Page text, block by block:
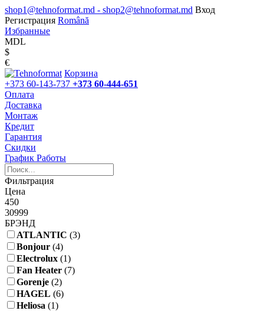
shop1@tehnoformat.md - shop2@tehnoformat.md Вход
Регистрация Română
Избранные
MDL
$
€
Корзина
+373 60-143-737 +373 60-444-651
Оплата
Доставка
Монтаж
Кредит
Гарантия
Скидки
График Работы
Фильтрация
Цена
450
30999
БРЭНД
ATLANTIC (3)
Bonjour (4)
Electrolux (1)
Fan Heater (7)
Gorenje (2)
HAGEL (6)
Heliosa (1)